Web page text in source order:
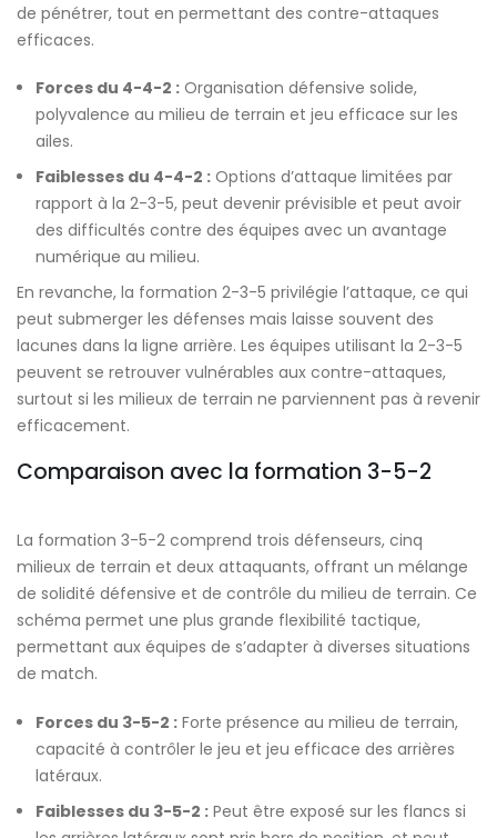
de pénétrer, tout en permettant des contre-attaques
efficaces.
Forces du 4-4-2 : Organisation défensive solide,
polyvalence au milieu de terrain et jeu efficace sur les
ailes.
Faiblesses du 4-4-2 : Options d’attaque limitées par
rapport à la 2-3-5, peut devenir prévisible et peut avoir
des difficultés contre des équipes avec un avantage
numérique au milieu.
En revanche, la formation 2-3-5 privilégie l’attaque, ce qui
peut submerger les défenses mais laisse souvent des
lacunes dans la ligne arrière. Les équipes utilisant la 2-3-5
peuvent se retrouver vulnérables aux contre-attaques,
surtout si les milieux de terrain ne parviennent pas à revenir
efficacement.
Comparaison avec la formation 3-5-2
La formation 3-5-2 comprend trois défenseurs, cinq
milieux de terrain et deux attaquants, offrant un mélange
de solidité défensive et de contrôle du milieu de terrain. Ce
schéma permet une plus grande flexibilité tactique,
permettant aux équipes de s’adapter à diverses situations
de match.
Forces du 3-5-2 : Forte présence au milieu de terrain,
capacité à contrôler le jeu et jeu efficace des arrières
latéraux.
Faiblesses du 3-5-2 : Peut être exposé sur les flancs si